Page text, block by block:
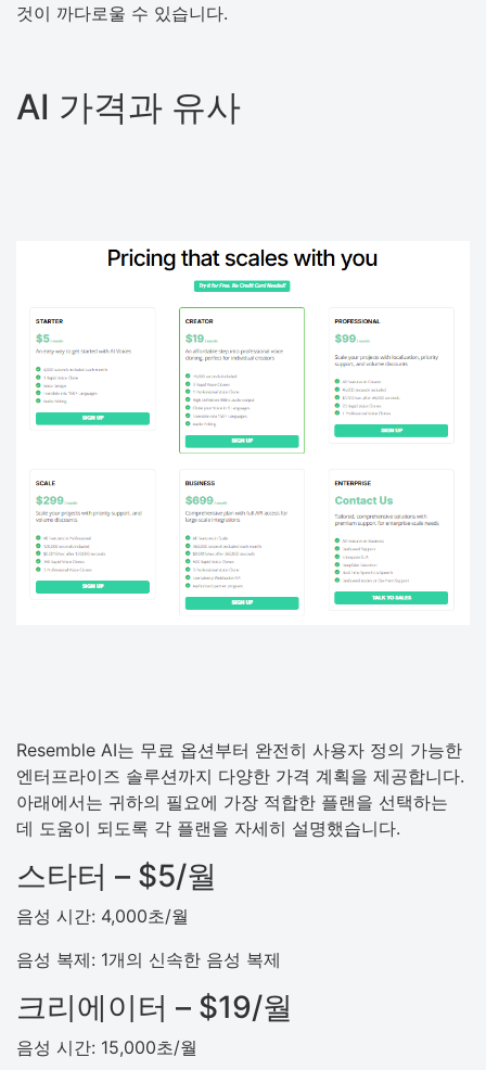
것이 까다로울 수 있습니다.
AI 가격과 유사
Resemble AI는 무료 옵션부터 완전히 사용자 정의 가능한
엔터프라이즈 솔루션까지 다양한 가격 계획을 제공합니다.
아래에서는 귀하의 필요에 가장 적합한 플랜을 선택하는
데 도움이 되도록 각 플랜을 자세히 설명했습니다.
스타터 – $5/월
음성 시간: 4,000초/월
음성 복제: 1개의 신속한 음성 복제
크리에이터 – $19/월
음성 시간: 15,000초/월